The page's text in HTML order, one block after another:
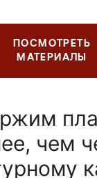
ПОСМОТРЕТЬ
МАТЕРИАЛЫ
чем